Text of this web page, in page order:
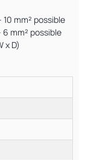
mm² possible
mm² possible
x D)